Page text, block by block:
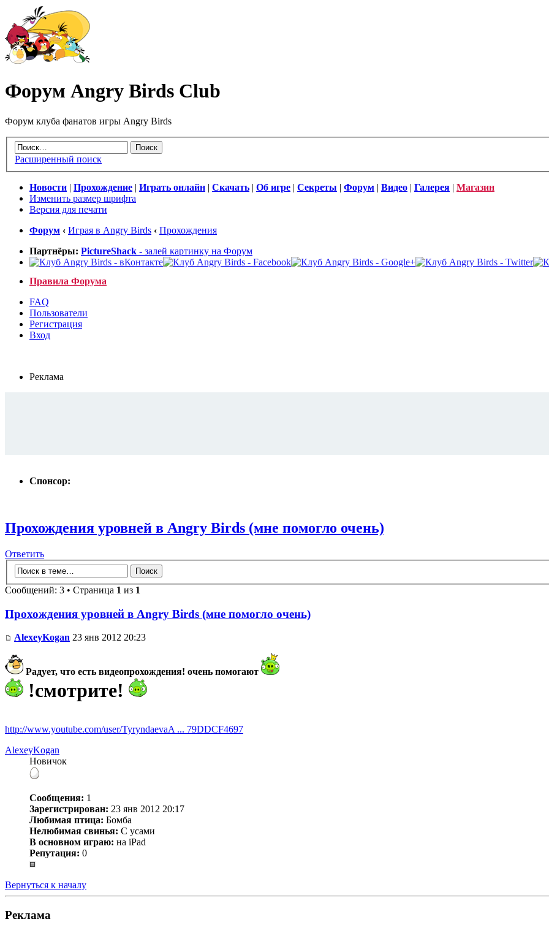
Форум Angry Birds Club
Форум клуба фанатов игры Angry Birds
Расширенный поиск
Новости Прохождение Играть онлайн Скачать Об игре Секреты Форум Видео Галерея
Магазин
Изменить размер шрифта
Версия для печати
Форум ‹ Играя в Angry Birds ‹ Прохождения
Партнёры: PictureShack - залей картинку на Форум
Правила Форума
FAQ
Пользователи
Регистрация
Вход
Реклама
Спонсор:
Прохождения уровней в Angry Birds (мне помогло очень)
Ответить
Сообщений: 3 • Страница 1 из 1
Прохождения уровней в Angry Birds (мне помогло очень)
AlexeyKogan 23 янв 2012 20:23
Радует, что есть видеопрохождения! очень помогают
!смотрите!
http://www.youtube.com/user/TyryndaevaA ... 79DDCF4697
AlexeyKogan
Новичок
Сообщения: 1
Зарегистрирован: 23 янв 2012 20:17
Любимая птица: Бомба
Нелюбимая свинья: С усами
В основном играю: на iPad
Репутация: 0
Вернуться к началу
Реклама